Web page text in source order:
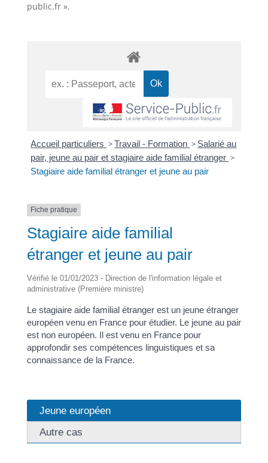
public.fr ».
Accueil particuliers >Travail - Formation > Salarié au
pair, jeune au pair et stagiaire aide familial étranger >
Stagiaire aide familial étranger et jeune au pair
Fiche pratique
Stagiaire aide familial
étranger et jeune au pair
Vérifié le 01/01/2023 - Direction de l'information légale et
administrative (Première ministre)
Le stagiaire aide familial étranger est un jeune étranger
européen venu en France pour étudier. Le jeune au pair
est non européen. Il est venu en France pour
approfondir ses compétences linguistiques et sa
connaissance de la France.
Jeune européen
Autre cas